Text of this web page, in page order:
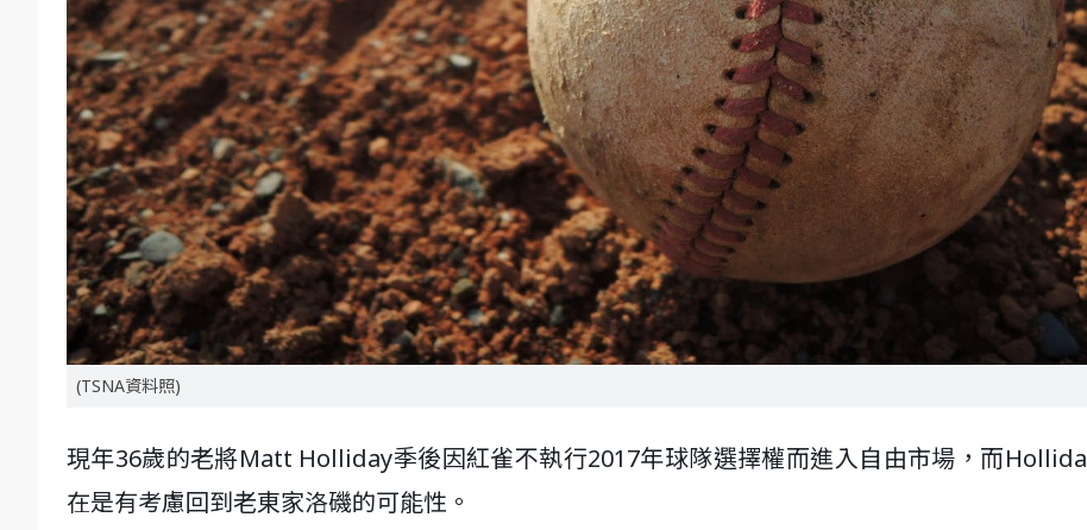
(TSNA資料照)
現年36歲的老將Matt Holliday季後因紅雀不執行2017年球隊選擇權而進入自由市場，而
在是有考慮回到老東家洛磯的可能性。